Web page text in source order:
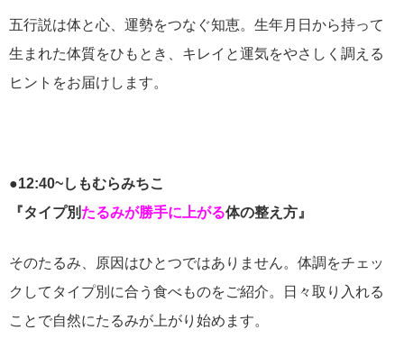
五行説は体と心、運勢をつなぐ知恵。生年月日から持って
生まれた体質をひもとき、キレイと運気をやさしく調える
ヒントをお届けします。
●12:40~しもむらみちこ
『タイプ別 たるみが勝手に上がる体の整え方』
そのたるみ、原因はひとつではありません。体調をチェッ
クしてタイプ別に合う食べものをご紹介。日々取り入れる
ことで自然にたるみが上がり始めます。